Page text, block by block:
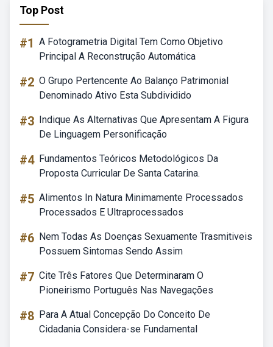
Top Post
#1 A Fotogrametria Digital Tem Como Objetivo
Principal A Reconstrução Automática
#2 O Grupo Pertencente Ao Balanço Patrimonial
Denominado Ativo Esta Subdividido
#3 Indique As Alternativas Que Apresentam A Figura
De Linguagem Personificação
#4 Fundamentos Teóricos Metodológicos Da
Proposta Curricular De Santa Catarina.
#5 Alimentos In Natura Minimamente Processados
Processados E Ultraprocessados
#6 Nem Todas As Doenças Sexuamente Trasmitiveis
Possuem Sintomas Sendo Assim
#7 Cite Três Fatores Que Determinaram O
Pioneirismo Português Nas Navegações
#8 Para A Atual Concepção Do Conceito De
Cidadania Considera-se Fundamental